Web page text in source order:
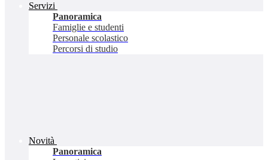
Servizi
Panoramica
Famiglie e studenti
Personale scolastico
Percorsi di studio
Novità
Panoramica